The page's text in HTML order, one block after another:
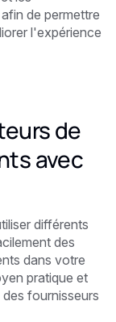
de permettre
l'expérience
de
avec
différents
des
dans votre
pratique et
fournisseurs